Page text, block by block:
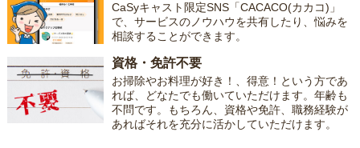
CaSyキャスト限定SNS「CACACO(カカコ)」
で、サービスのノウハウを共有したり、悩みを
相談することができます。
資格・免許不要
お掃除やお料理が好き！、得意！という方であ
れば、どなたでも働いていただけます。年齢も
不問です。もちろん、資格や免許、職務経験が
あればそれを充分に活かしていただけます。